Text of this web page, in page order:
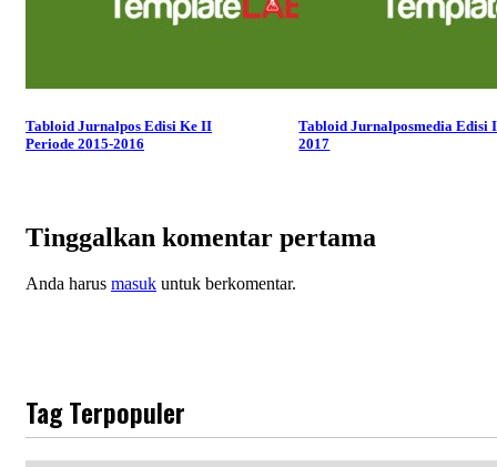
Tabloid Jurnalpos Edisi Ke II
Periode 2015-2016
Tabloid Jurnalposmedia Edisi
2017
Tinggalkan komentar pertama
Anda harus masuk untuk berkomentar.
Tag Terpopuler